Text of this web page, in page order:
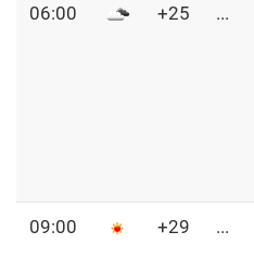
06:00 +25 ...
09:00 +29 ...